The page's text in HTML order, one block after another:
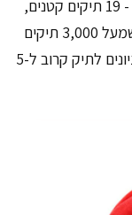
- 19 תיקים קטנים,
מבד רך ונעים, שמתאימים בול לגן. שימו לב שמעל 3,000 תיקים
כאלה של המוכר הזה כבר נמכרו ושממוצע הציונים לתיק קרוב ל-5